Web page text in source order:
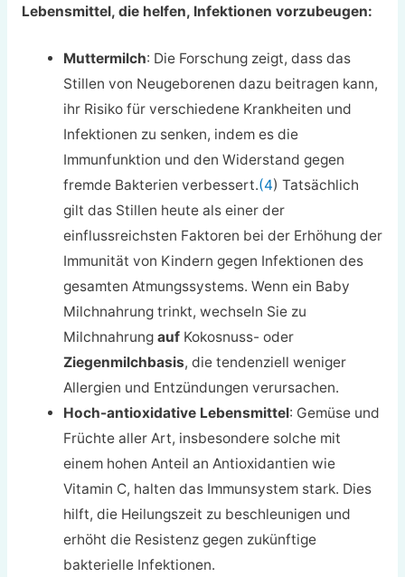
Lebensmittel, die helfen, Infektionen vorzubeugen:
Muttermilch: Die Forschung zeigt, dass das
Stillen von Neugeborenen dazu beitragen kann,
ihr Risiko für verschiedene Krankheiten und
Infektionen zu senken, indem es die
Immunfunktion und den Widerstand gegen
fremde Bakterien verbessert.(4) Tatsächlich
gilt das Stillen heute als einer der
einflussreichsten Faktoren bei der Erhöhung der
Immunität von Kindern gegen Infektionen des
gesamten Atmungssystems. Wenn ein Baby
Milchnahrung trinkt, wechseln Sie zu
Milchnahrungauf Kokosnuss- oder
Ziegenmilchbasis, die tendenziell weniger
Allergien und Entzündungen verursachen.
Hoch-antioxidative Lebensmittel: Gemüse und
Früchte aller Art, insbesondere solche mit
einem hohen Anteil an Antioxidantien wie
Vitamin C, halten das Immunsystem stark. Dies
hilft, die Heilungszeit zu beschleunigen und
erhöht die Resistenz gegen zukünftige
bakterielle Infektionen.